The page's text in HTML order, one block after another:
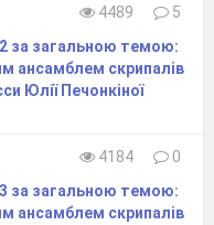
4489
5
за загальною темою:
ансамблем скрипалів
Юлії Печонкіної
4184
0
за загальною темою:
ансамблем скрипалів